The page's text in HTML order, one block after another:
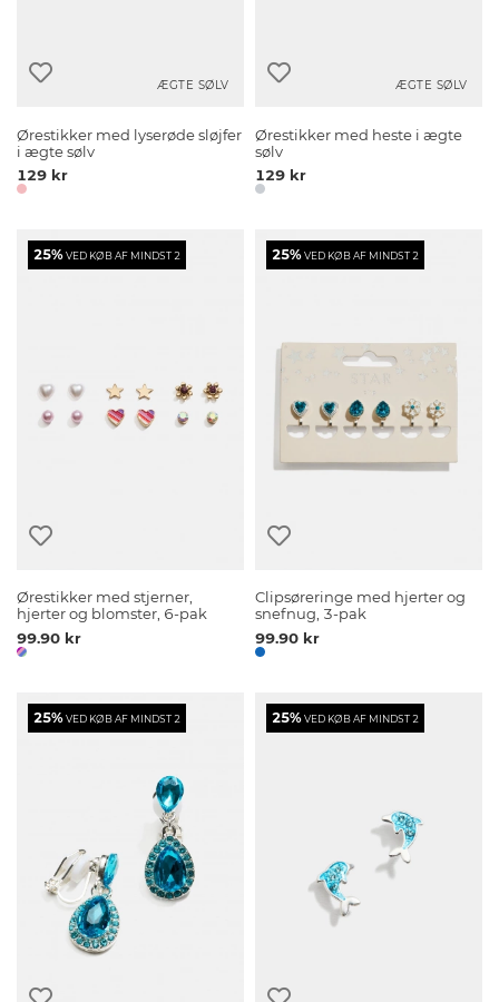
ÆGTE SØLV
Ørestikker med lyserøde sløjfer
i ægte sølv
129 kr
ÆGTE SØLV
Ørestikker med heste i ægte
sølv
129 kr
25%VED KØB AF MINDST 2
Ørestikker med stjerner,
hjerter og blomster, 6-pak
99.90 kr
25%VED KØB AF MINDST 2
Clipsøreringe med hjerter og
snefnug, 3-pak
99.90 kr
25%VED KØB AF MINDST 2 25%VED KØB AF MINDST 2